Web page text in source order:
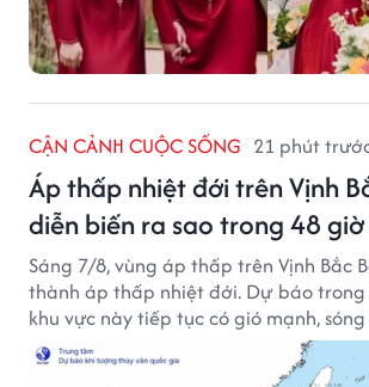
CẬN CẢNH CUỘC SỐNG 21 phút
Áp thấp nhiệt đới trên Vịnh
diễn biến ra sao trong 48 giờ
Sáng 7/8, vùng áp thấp trên Vịnh Bắc
thành áp thấp nhiệt đới. Dự báo
khu vực này tiếp tục có gió mạnh,
nhiều nguy cơ đối với hoạt động của
biển.